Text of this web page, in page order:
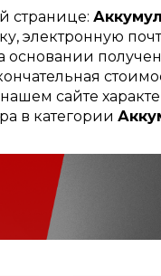
странице:
электронную
основании
сайте
в категории